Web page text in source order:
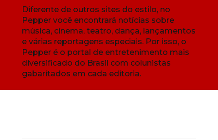
Diferente de outros sites do estilo, no
Pepper você encontrará notícias sobre
música, cinema, teatro, dança, lançamentos
e várias reportagens especiais. Por isso, o
Pepper é o portal de entretenimento mais
diversificado do Brasil com colunistas
gabaritados em cada editoria.